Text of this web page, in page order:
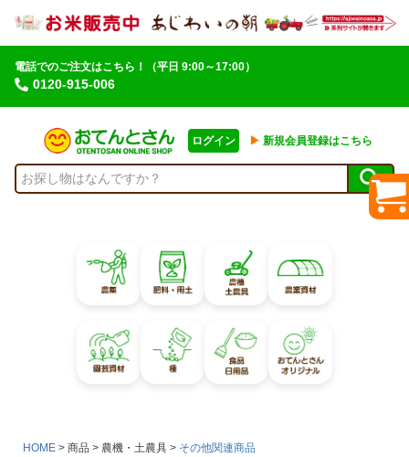
電話でのご注文はこちら！
0120-915-006
（平日 9:00～17:00）
ログイン ▶︎ 新規会員登録はこちら
HOME 商品 農機・土農具
その他関連商品